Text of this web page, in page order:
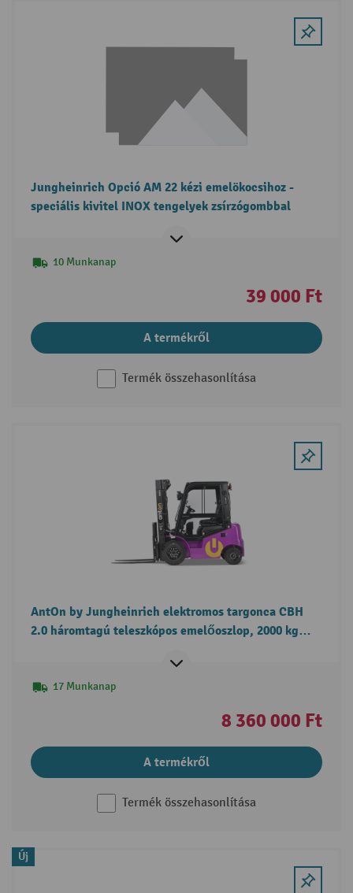
Jungheinrich Opció AM 22 kézi emelökocsihoz -
speciális kivitel INOX tengelyek zsírzógombbal
10 Munkanap
39 000 Ft
A termékről
Termék összehasonlítása
AntOn by Jungheinrich elektromos targonca CBH
2.0 háromtagú teleszkópos emelőoszlop, 2000 kg
17 Munkanap
8 360 000 Ft
A termékről
Termék összehasonlítása
Új